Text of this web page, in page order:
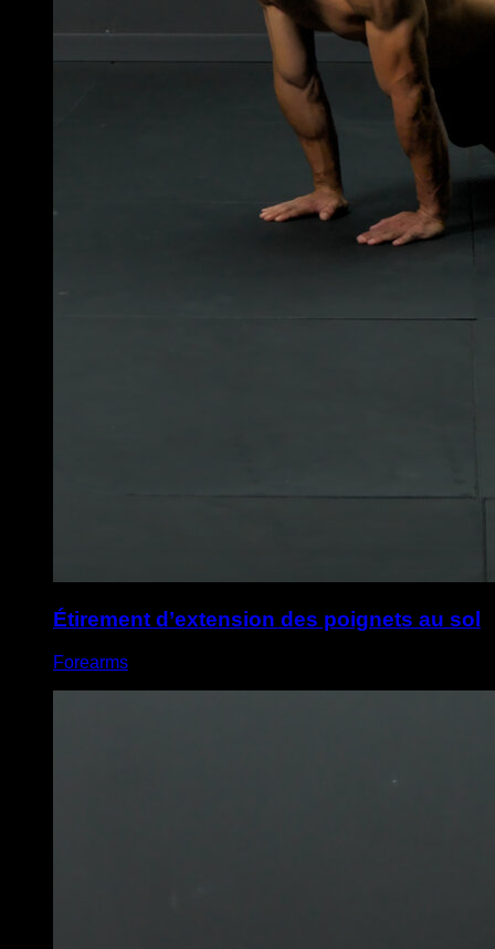
Étirement d’extension des poignets au sol
Forearms